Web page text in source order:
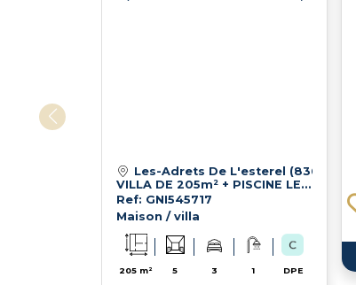
Les-Adrets De L'esterel (83600)
VILLA DE 205m² + PISCINE LES ADRETS
Ref: GNI545717
Maison / villa
205 m² 5 3 1 DPE